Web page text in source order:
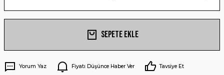
Sepete Ekle
Yorum Yaz Fiyatı Düşünce Haber Ver Tavsiye Et